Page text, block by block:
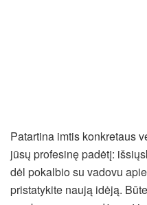
Patartina imtis konkretaus
jūsų profesinę padėtį:
dėl pokalbio su vadovu
pristatykite naują idėją.